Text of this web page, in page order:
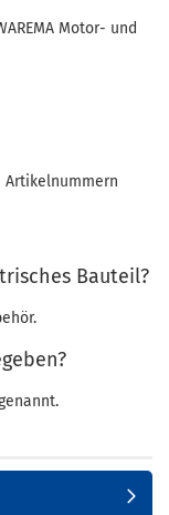
Motor- und
Artikelnummern
Bauteil?